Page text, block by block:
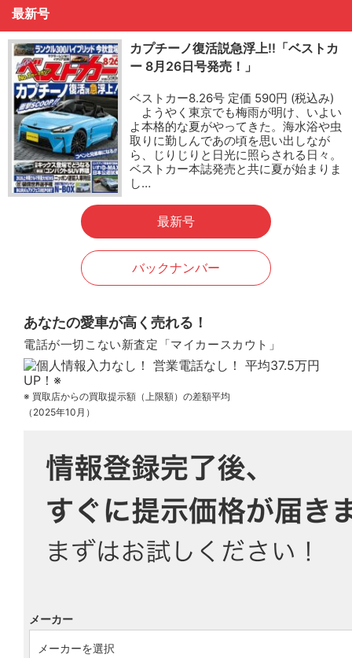
最新号
カプチーノ復活説急浮上!!「ベストカ
ー 8月26日号発売！」
ベストカー8.26号 定価 590円 (税込み)
ようやく東京でも梅雨が明け、いよい
よ本格的な夏がやってきた。海水浴や虫
取りに勤しんであの頃を思い出しなが
ら、じりじりと日光に照らされる日々。
ベストカー本誌発売と共に夏が始まりま
し…
最新号
バックナンバー
あなたの愛車が高く売れる！
電話が一切こない新査定「マイカースカウト」
※ 買取店からの買取提示額（上限額）の差額平均
（2025年10月）
メーカー